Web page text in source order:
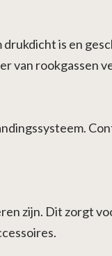
is en
van rookgassen
zijn. Dit zorgt